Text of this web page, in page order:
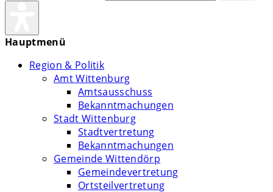
Hauptmenü
Region & Politik
Amt Wittenburg
Amtsausschuss
Bekanntmachungen
Stadt Wittenburg
Stadtvertretung
Bekanntmachungen
Gemeinde Wittendörp
Gemeindevertretung
Ortsteilvertretung